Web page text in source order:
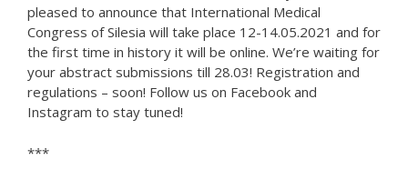
pleased to announce that International Medical
Congress of Silesia will take place 12-14.05.2021 and for
the first time in history it will be online. We’re waiting for
your abstract submissions till 28.03! Registration and
regulations – soon! Follow us on Facebook and
Instagram to stay tuned!
***